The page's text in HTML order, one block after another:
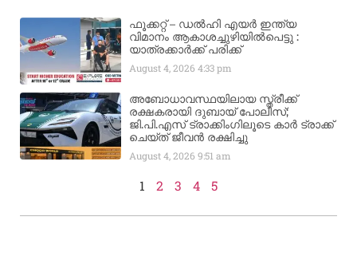
ഫൂക്കറ്റ് – ഡൽഹി എയര്‍ ഇന്ത്യ
വിമാനം ആകാശച്ചുഴിയില്‍പെട്ടു :
യാത്രക്കാര്‍ക്ക് പരിക്ക്
August 4, 20264:33 pm
അബോധാവസ്ഥയിലായ സ്ത്രീക്ക്
രക്ഷകരായി ദുബായ് പോലീസ്;
ജി.പി.എസ് ട്രാക്കിംഗിലൂടെ കാർ ട്രാക്ക്
ചെയ്ത് ജീവൻ രക്ഷിച്ചു
August 4, 20269:51 am
1 2 3 4 5